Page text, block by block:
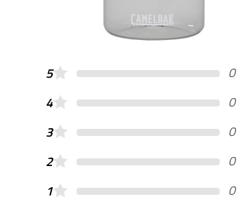
5
0
4
0
3
0
2
0
1
0